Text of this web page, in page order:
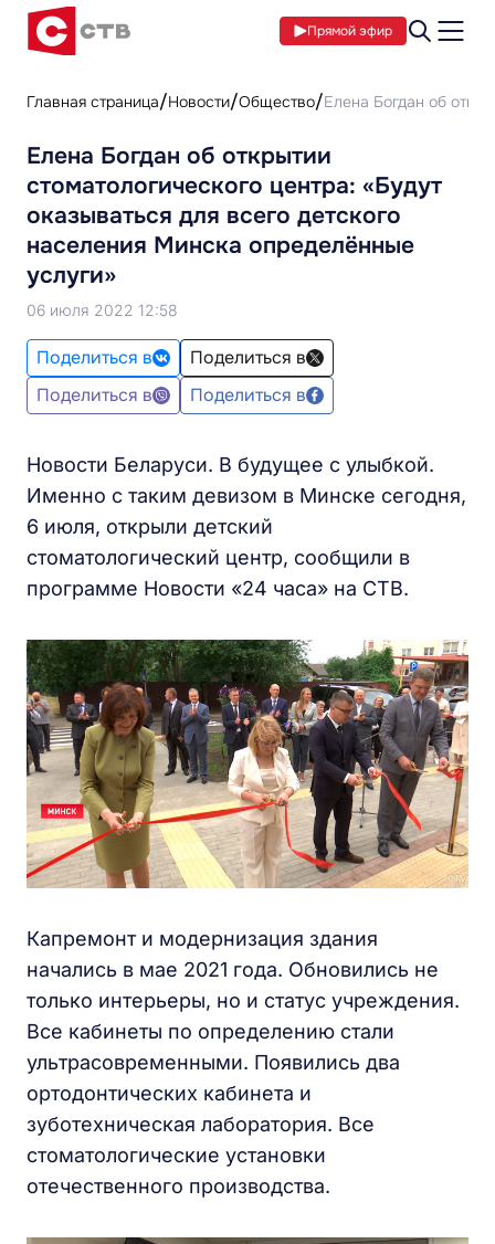
Прямой эфир
Главная страница Новости Общество Елена Богдан об
Елена Богдан об открытии
стоматологического центра: «Будут
оказываться для всего детского
населения Минска определённые
услуги»
06 июля 2022 12:58
Поделиться в
Поделиться в
Поделиться в
Поделиться в
Новости Беларуси. В будущее с улыбкой.
Именно с таким девизом в Минске сегодня,
6 июля, открыли детский
стоматологический центр, сообщили в
программе Новости «24 часа» на СТВ.
Капремонт и модернизация здания
начались в мае 2021 года. Обновились не
только интерьеры, но и статус учреждения.
Все кабинеты по определению стали
ультрасовременными. Появились два
ортодонтических кабинета и
зуботехническая лаборатория. Все
стоматологические установки
отечественного производства.